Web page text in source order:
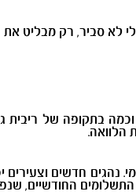
לא סביר, רק מבליט
בתקופה של ריבית
הלוואה.
נהגים חדשים
החודשיים,